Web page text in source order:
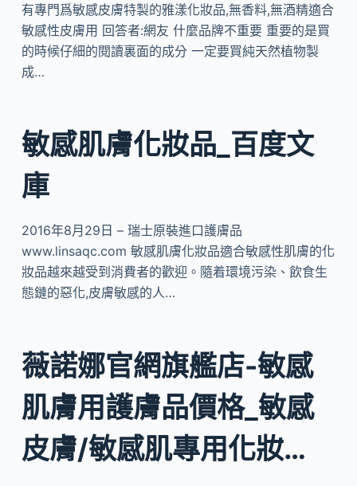
有專門爲敏感皮膚特製的雅漾化妝品,無香料,無酒精適合
敏感性皮膚用 回答者:網友 什麼品牌不重要 重要的是買
的時候仔細的閱讀裏面的成分 一定要買純天然植物製
成…
敏感肌膚化妝品_百度文
庫
2016年8月29日 – 瑞士原裝進口護膚品
www.linsaqc.com 敏感肌膚化妝品適合敏感性肌膚的化
妝品越來越受到消費者的歡迎。隨着環境污染、飲食生
態鏈的惡化,皮膚敏感的人…
薇諾娜官網旗艦店-敏感
肌膚用護膚品價格_敏感
皮膚/敏感肌專用化妝…